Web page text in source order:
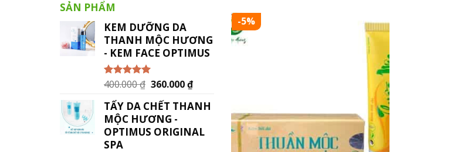
SẢN PHẨM
KEM DƯỠNG DA
THANH MỘC HƯƠNG
- KEM FACE OPTIMUS
Được xếp
5.005
sao
400.000₫ 360.000₫
TẨY DA CHẾT THANH
MỘC HƯƠNG -
OPTIMUS ORIGINAL
SPA
-5%